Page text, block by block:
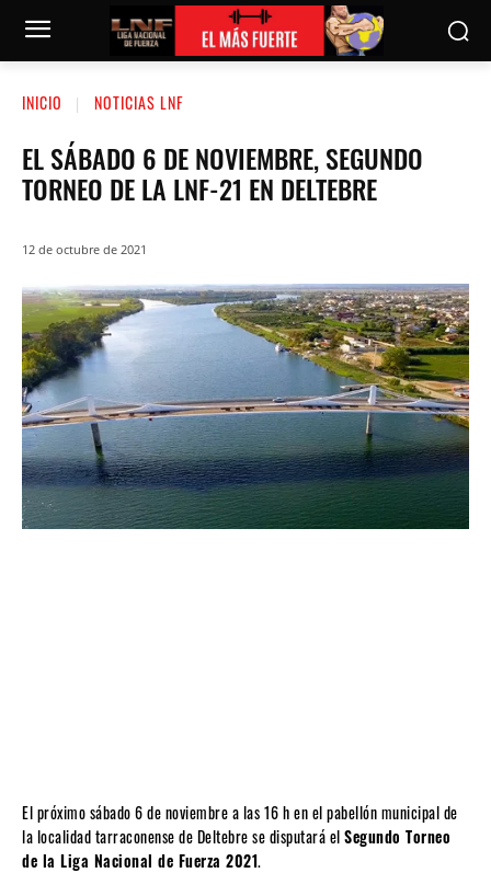
INICIO NOTICIAS LNF
EL SÁBADO 6 DE NOVIEMBRE, SEGUNDO
TORNEO DE LA LNF-21 EN DELTEBRE
12 de octubre de 2021
El próximo sábado 6 de noviembre a las 16 h en el pabellón municipal de
la localidad tarraconense de Deltebre se disputará elSegundo Torneo
de la Liga Nacional de Fuerza 2021.